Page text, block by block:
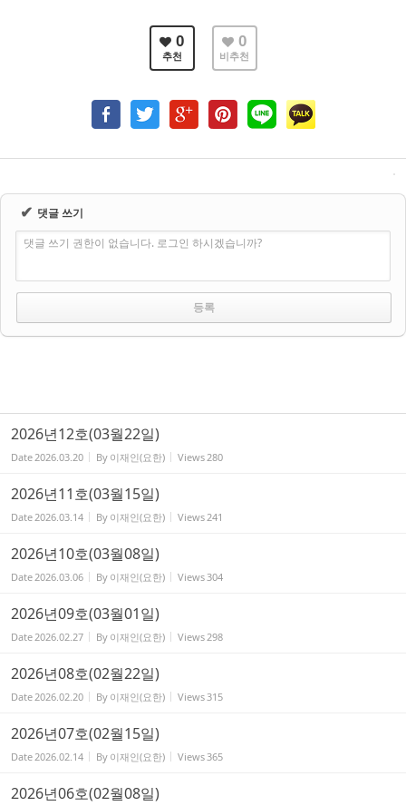
0
추천
0
비추천
✔ 댓글 쓰기
댓글 쓰기 권한이 없습니다. 로그인 하시겠습니까?
2026년12호(03월22일)
Date2026.03.20 By 이재인(요한) Views280
2026년11호(03월15일)
Date2026.03.14 By 이재인(요한) Views241
2026년10호(03월08일)
Date2026.03.06 By 이재인(요한) Views304
2026년09호(03월01일)
Date2026.02.27 By 이재인(요한) Views298
2026년08호(02월22일)
Date2026.02.20 By 이재인(요한) Views315
2026년07호(02월15일)
Date2026.02.14 By 이재인(요한) Views365
2026년06호(02월08일)